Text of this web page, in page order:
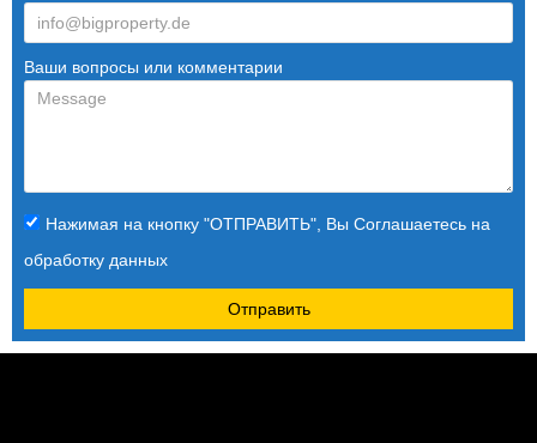
Ваши вопросы или комментарии
Нажимая на кнопку "ОТПРАВИТЬ", Вы Соглашаетесь на
обработку данных
Отправить